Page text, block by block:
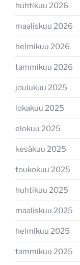
huhtikuu 2026
maaliskuu 2026
helmikuu 2026
tammikuu 2026
joulukuu 2025
lokakuu 2025
elokuu 2025
kesäkuu 2025
toukokuu 2025
huhtikuu 2025
maaliskuu 2025
helmikuu 2025
tammikuu 2025